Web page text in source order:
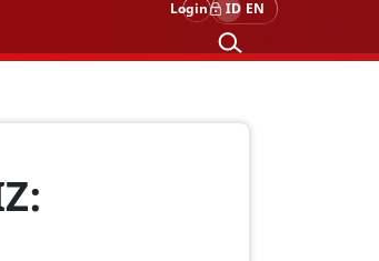
Login ID EN